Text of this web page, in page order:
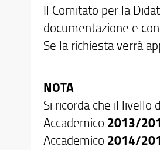
Il Comitato per la
documentazione e
Se la richiesta verrà
NOTA
Si ricorda che il livello
Accademico 2013/
Accademico 2014/